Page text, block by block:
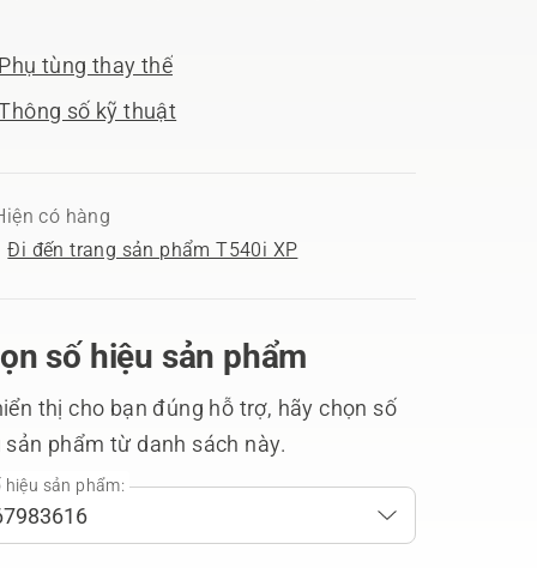
Phụ tùng thay thế
số kỹ thuật
có hàng
Đi đến trang sản phẩm T540i XP
số hiệu sản phẩm
thị cho bạn đúng hỗ trợ, hãy chọn số
sản phẩm từ danh sách này.
hiệu sản phẩm: